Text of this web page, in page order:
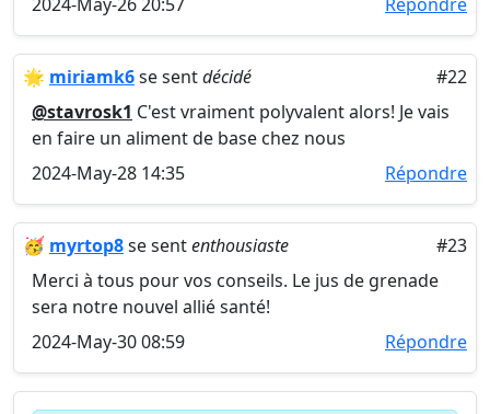
🌟 miriamk6se sentdécidé
#22
@stavrosk1 C'est vraiment polyvalent alors! Je vais
en faire un aliment de base chez nous
2024-May-28 14:35
Répondre
🥳 myrtop8se sententhousiaste
#23
Merci à tous pour vos conseils. Le jus de grenade
sera notre nouvel allié santé!
2024-May-30 08:59
Répondre